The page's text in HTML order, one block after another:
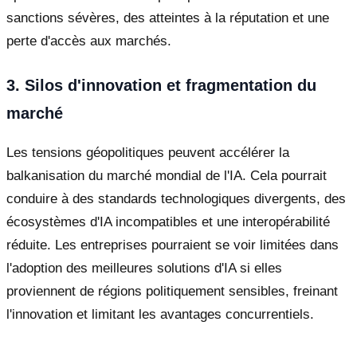
sanctions sévères, des atteintes à la réputation et une
perte d'accès aux marchés.
3. Silos d'innovation et fragmentation du
marché
Les tensions géopolitiques peuvent accélérer la
balkanisation du marché mondial de l'IA. Cela pourrait
conduire à des standards technologiques divergents, des
écosystèmes d'IA incompatibles et une interopérabilité
réduite. Les entreprises pourraient se voir limitées dans
l'adoption des meilleures solutions d'IA si elles
proviennent de régions politiquement sensibles, freinant
l'innovation et limitant les avantages concurrentiels.